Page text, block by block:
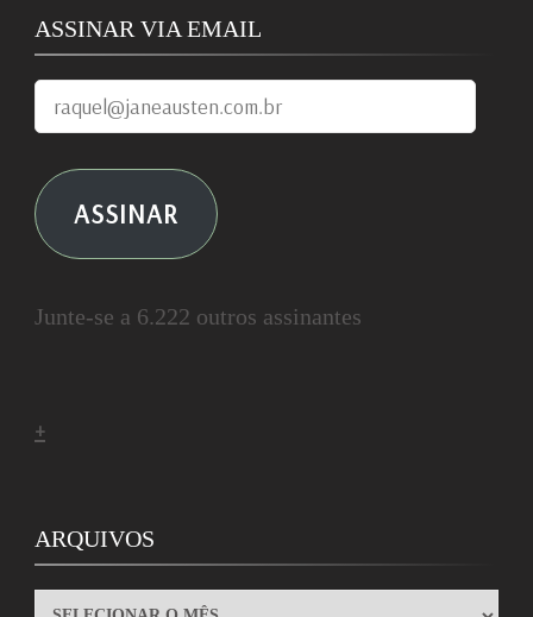
ASSINAR VIA EMAIL
raquel@janeausten.com.br
ASSINAR
Junte-se a 6.222 outros assinantes
+
ARQUIVOS
ARQUIVOS